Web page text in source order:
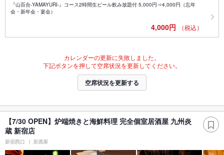
『山百合-YAMAYURI-』コース2時間生ビール飲み放題付 5,000円⇒4,000円（忘年
会・新年会・宴会）
4,000円 （税込）
カレンダーの更新に失敗しました。
下記ボタンを押して空席状況を更新してください。
空席状況を更新する
【7/30 OPEN】炉端焼きと海鮮料理 完全個室居酒屋 九州炎
蔵 新宿店
新宿西口 居酒屋